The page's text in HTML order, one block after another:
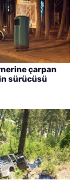
çarpan
sürücüsü